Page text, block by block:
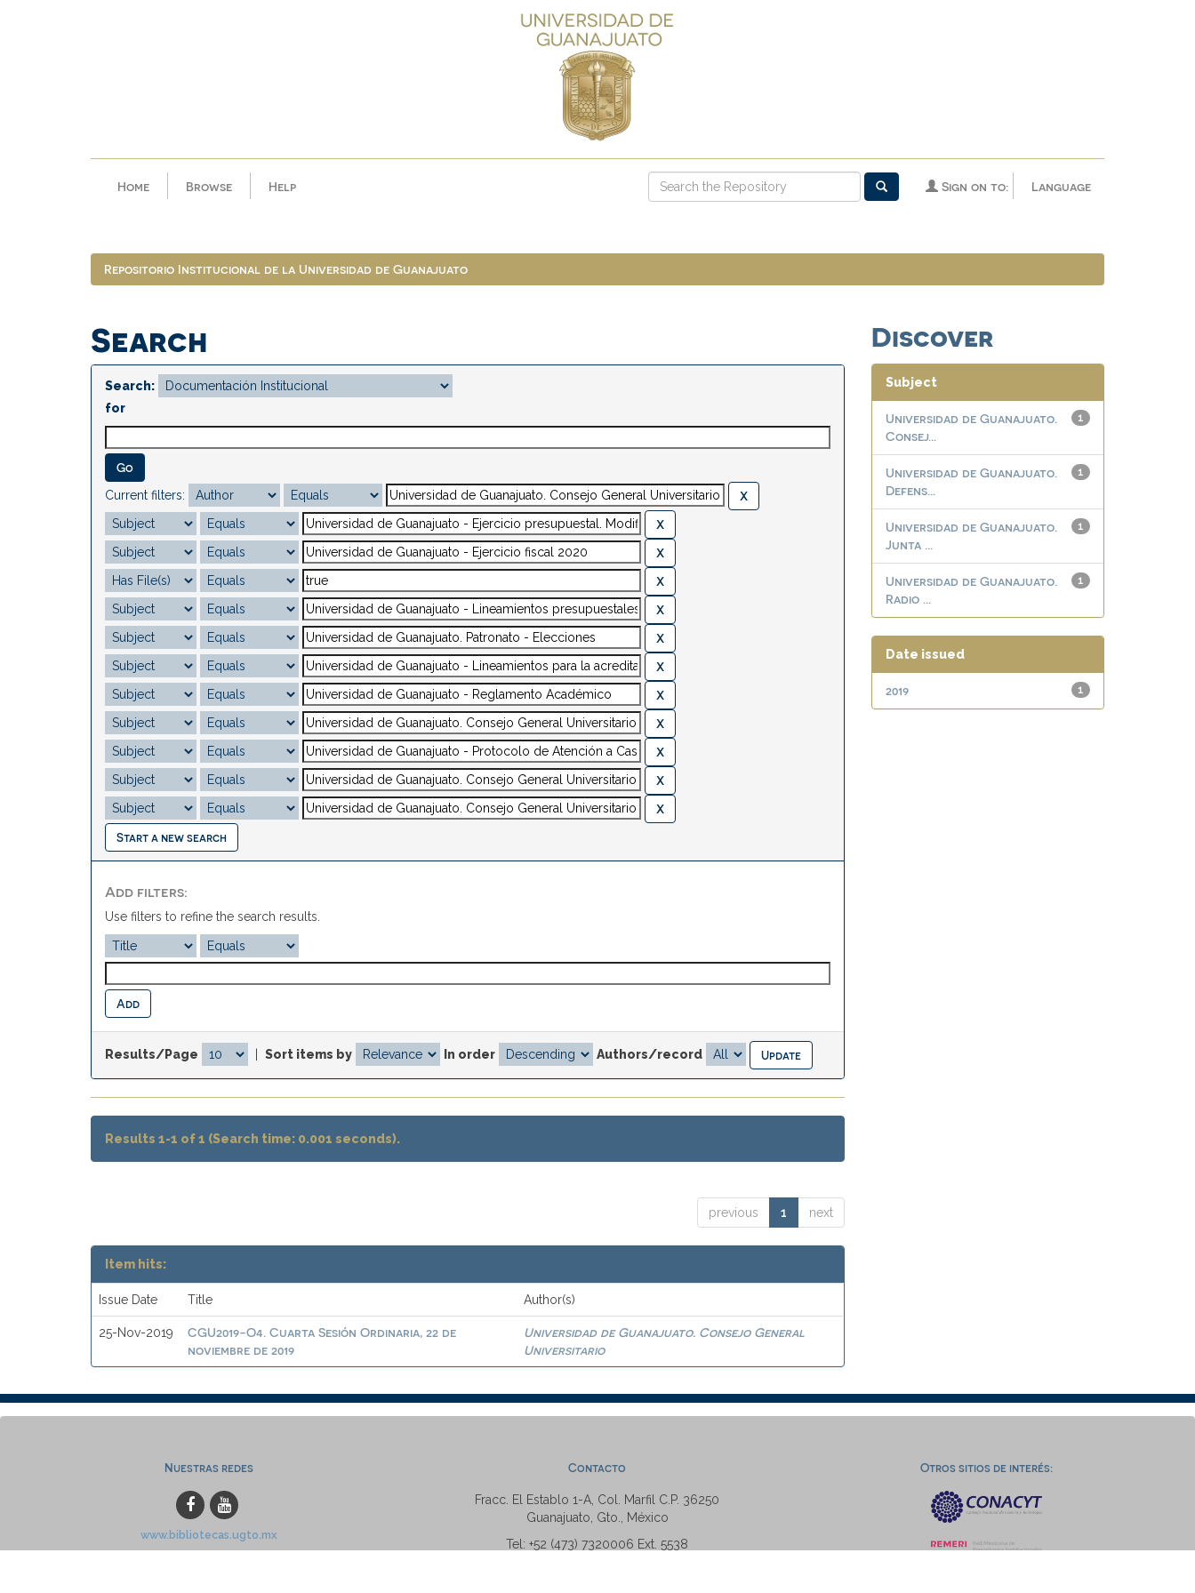
Home Browse Help Language
Sign on to:
Repositorio Institucional de la Universidad de Guanajuato
Search
Search:
for
Current filters:
Start a new search
Add filters:
Use filters to refine the search results.
Results/Page Sort items by In order Authors/record
Results 1-1 of 1 (Search time: 0.001 seconds).
previous 1 next
Item hits:
Issue Date Title Author(s)
25-Nov-2019
CGU2019-O4. Cuarta Sesión Ordinaria, 22 de
noviembre de 2019
Universidad de Guanajuato. Consejo General
Universitario
Discover
Subject
1
Universidad de Guanajuato.
Consej...
1
Universidad de Guanajuato.
Defens...
1
Universidad de Guanajuato.
Junta ...
1
Universidad de Guanajuato.
Radio ...
Date issued
1
2019
Nuestras redes
www.bibliotecas.ugto.mx
Contacto
Fracc. El Establo 1-A, Col. Marfil C.P. 36250
Guanajuato, Gto., México
Tel: +52 (473) 7320006 Ext. 5538
Otros sitios de interés: